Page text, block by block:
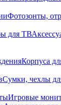
Фотозонты,
для ТВ
Корпуса
Сумки, чехлы
Игровые